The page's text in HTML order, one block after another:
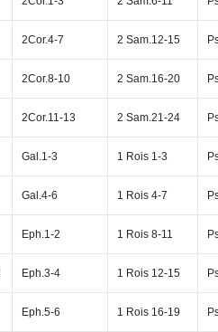
2Cor.4-7 2 Sam.12-15
2Cor.8-10 2 Sam.16-20
2Cor.11-13 2 Sam.21-24
Gal.1-3 1 Rois 1-3
Gal.4-6 1 Rois 4-7
Eph.1-2 1 Rois 8-11
Eph.3-4 1 Rois 12-15
Eph.5-6 1 Rois 16-19